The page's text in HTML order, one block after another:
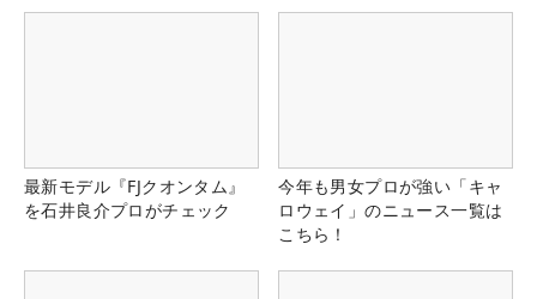
最新モデル『FJクオンタム』
を石井良介プロがチェック
今年も男女プロが強い「キャ
ロウェイ」のニュース一覧は
こちら！